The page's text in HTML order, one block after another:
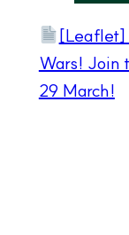
[Leaflet]
Wars! Join
29 March!